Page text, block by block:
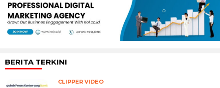
BERITA TERKINI
CLIPPER VIDEO